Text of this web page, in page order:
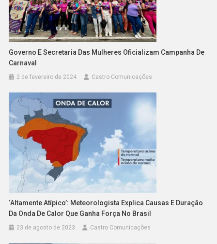
Governo E Secretaria Das Mulheres Oficializam Campanha De
Carnaval
2 de fevereiro de 2024 Castro Comunicações
‘Altamente Atípico’: Meteorologista Explica Causas E Duração
Da Onda De Calor Que Ganha Força No Brasil
23 de agosto de 2023 Castro Comunicações